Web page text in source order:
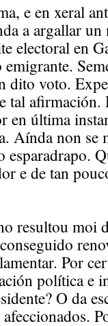
e en xeral
a argallar
electoral en
dito voto.
tal afirmación.
en última
Aínda non se
esparadrapo.
e de tan
resultou moi
Por
política e
O da